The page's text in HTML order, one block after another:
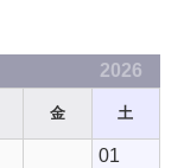
2026
金 土
01